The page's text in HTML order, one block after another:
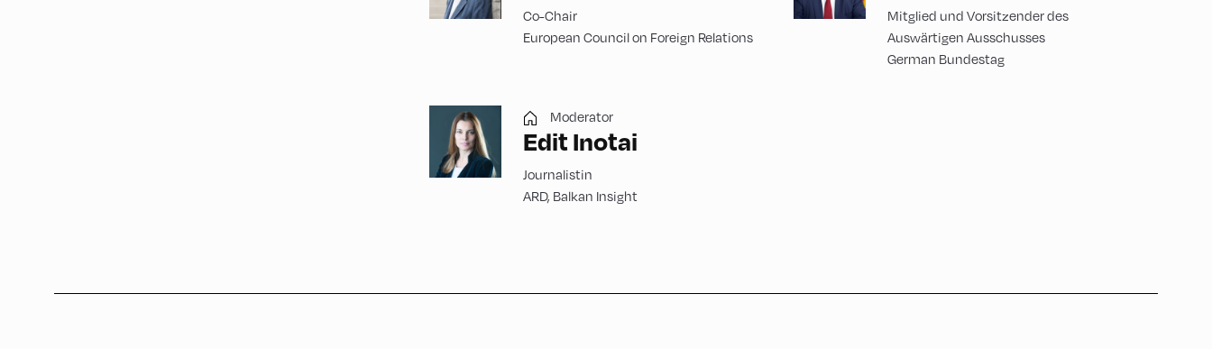
Co-Chair
European Council on Foreign Relations
Mitglied und Vorsitzender des
Auswärtigen Ausschusses
German Bundestag
Moderator
Edit Inotai
Journalistin
ARD, Balkan Insight